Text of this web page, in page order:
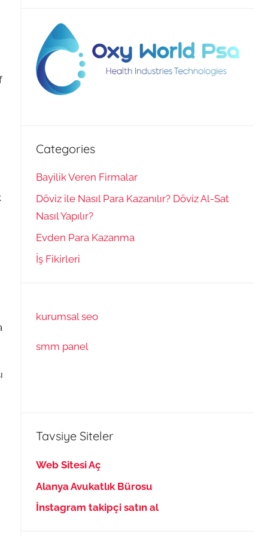
Categories
Bayilik Veren Firmalar
Döviz ile Nasıl Para Kazanılır? Döviz Al-Sat
Nasıl Yapılır?
Evden Para Kazanma
İş Fikirleri
kurumsal seo
smm panel
Tavsiye Siteler
Web Sitesi Aç
Alanya Avukatlık Bürosu
İnstagram takipçi satın al